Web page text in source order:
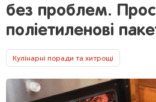
без проблем.
поліетиленові
Кулінарні поради та хитрощі